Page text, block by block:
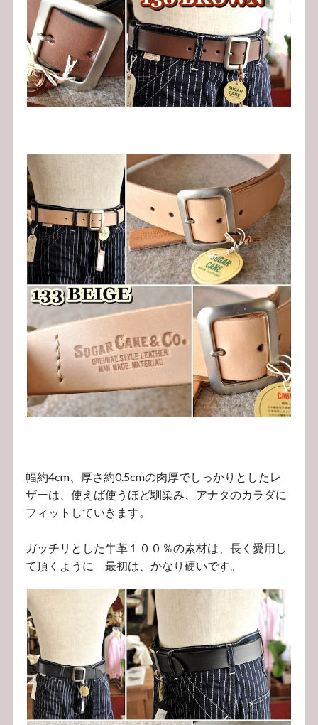
幅約4cm、厚さ約0.5cmの肉厚でしっかりとしたレ
ザーは、使えば使うほど馴染み、アナタのカラダに
フィットしていきます。
ガッチリとした牛革１００％の素材は、長く愛用し
て頂くように 最初は、かなり硬いです。